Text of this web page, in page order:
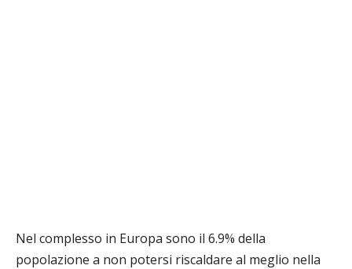
Nel complesso in Europa sono il 6.9% della
popolazione a non potersi riscaldare al meglio nella